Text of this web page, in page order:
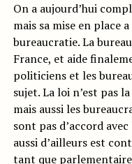
On a aujourd’hui
mais sa mise en place
bureaucratie. La
France, et aide
politiciens et les
sujet. La loi n’est pas
mais aussi les
sont pas d’accord
aussi d’ailleurs est
tant que